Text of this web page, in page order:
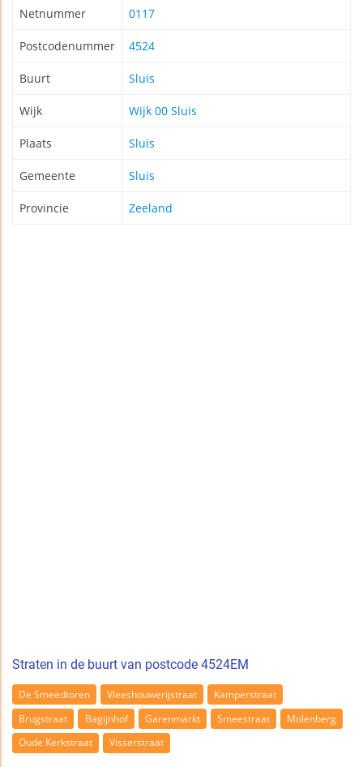
Netnummer 0117
Postcodenummer 4524
Buurt Sluis
Wijk Wijk 00 Sluis
Plaats Sluis
Gemeente Sluis
Provincie Zeeland
Straten in de buurt van postcode 4524EM
De Smeedtoren Vleeshouwerijstraat
Kamperstraat
Brugstraat
Bagijnhof Garenmarkt Smeestraat
Molenberg
Oude Kerkstraat
Visserstraat